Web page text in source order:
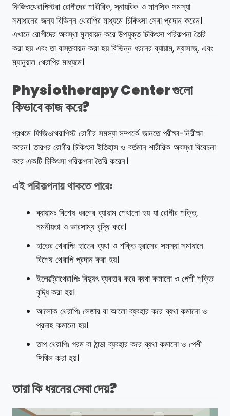
ফিজিওথেরাপিস্টরা রোগীদের শারীরিক, স্নায়বিক ও মানসিক সমস্যা
সমাধানের জন্য বিভিন্ন থেরাপির মাধ্যমে চিকিৎসা সেবা প্রদান করেন।
এখানে রোগীদের অবস্থা মূল্যায়ন করে উপযুক্ত চিকিৎসা পরিকল্পনা তৈরি
করা হয় এবং তা বাস্তবায়ন করা হয় বিভিন্ন ধরনের ব্যায়াম, ম্যাসাজ, এবং
ম্যানুয়াল থেরাপির মাধ্যমে।
Physiotherapy Center গুলো
কিভাবে কাজ করে?
প্রথমে ফিজিওথেরাপিস্ট রোগীর সমস্যা সম্পর্কে জানতে পরীক্ষা-নিরীক্ষা
করেন। তারপর রোগীর চিকিৎসা ইতিহাস ও বর্তমান শারীরিক অবস্থা বিবেচনা
করে একটি চিকিৎসা পরিকল্পনা তৈরি করেন।
এই পরিকল্পনায় থাকতে পারেঃ
ব্যায়ামঃ বিশেষ ধরণের ব্যায়াম শেখানো হয় যা রোগীর শক্তি,
নমনীয়তা ও ভারসাম্য বৃদ্ধি করে।
হাতের থেরাপিঃ হাতের ব্যথা ও শক্তি হ্রাসের সমস্যা সমাধানে
বিশেষ থেরাপি প্রদান করা হয়।
ইলেক্ট্রোথেরাপিঃ বিদ্যুৎ ব্যবহার করে ব্যথা কমানো ও পেশী শক্তি
বৃদ্ধি করা হয়।
আলোক থেরাপিঃ লেজার বা আলো ব্যবহার করে ব্যথা কমানো ও
প্রদাহ কমানো হয়।
তাপ থেরাপিঃ গরম বা ঠান্ডা ব্যবহার করে ব্যথা কমানো ও পেশী
শিথিল করা হয়।
তারা কি ধরনের সেবা দেয়?